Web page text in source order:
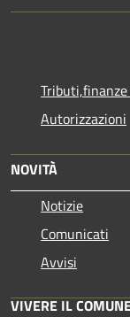
Autorizzazioni
NOVITÀ
Notizie
Comunicati
Avvisi
VIVERE IL